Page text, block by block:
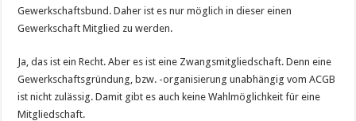
Gewerkschaftsbund. Daher ist es nur möglich in dieser einen
Gewerkschaft Mitglied zu werden.
Ja, das ist ein Recht. Aber es ist eine Zwangsmitgliedschaft. Denn eine
Gewerkschaftsgründung, bzw. -organisierung unabhängig vom ACGB
ist nicht zulässig. Damit gibt es auch keine Wahlmöglichkeit für eine
Mitgliedschaft.